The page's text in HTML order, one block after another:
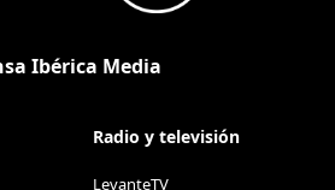
Ibérica Media
Radio y televisión
LevanteTV